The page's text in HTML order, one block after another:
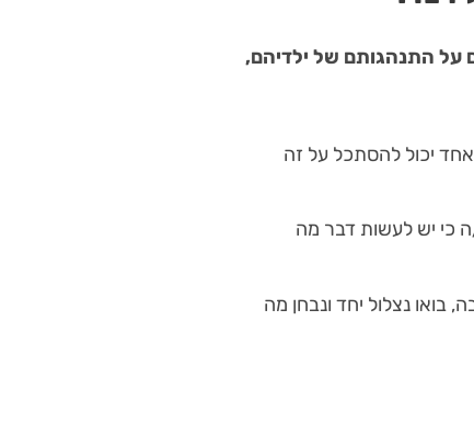
על התנהגותם של ילדיהם,
יכול להסתכל על זה
כי יש לעשות דבר מה
בואו נצלול יחד ונבחן מה